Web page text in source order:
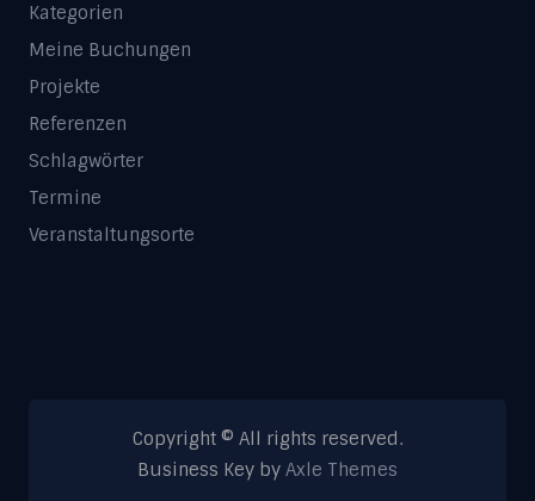
Kategorien
Meine Buchungen
Projekte
Referenzen
Schlagwörter
Termine
Veranstaltungsorte
Copyright © All rights reserved.
Business Key by Axle Themes